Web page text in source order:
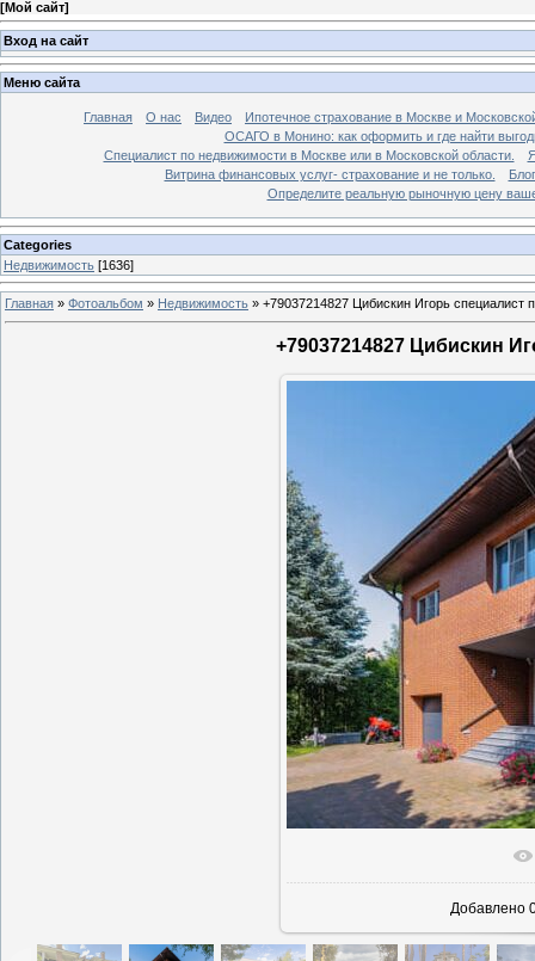
[Мой сайт]
Вход на сайт
Меню сайта
Главная О нас Видео
Ипотечное страхование в Москве и
ОСАГО в Монино: как оформить и где найти
Специалист по недвижимости в Москве или в Московской области.
Витрина финансовых услуг- страхование и не только.
Блог
Определите реальную рыночную цену
Categories
Недвижимость [1636]
Главная » Фотоальбом » Недвижимость » +79037214827 Цибискин Игорь специалист
+79037214827 Цибискин
В
Добавлено